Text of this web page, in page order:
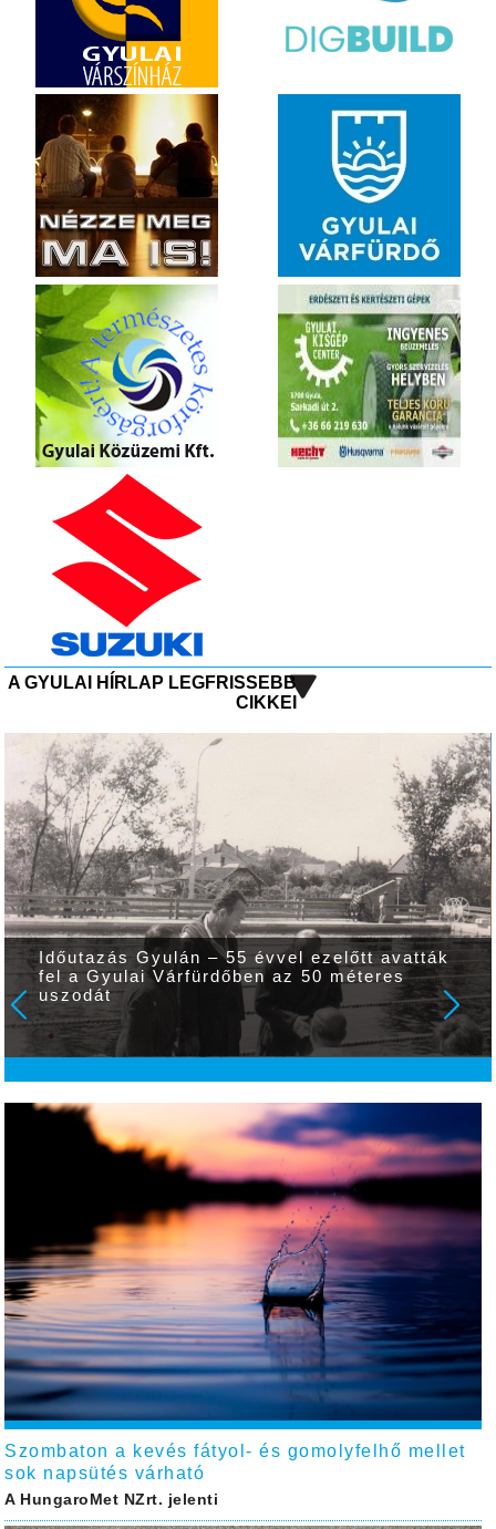
A GYULAI HÍRLAP LEGFRISSEBB
CIKKEI
Időutazás Gyulán – 55 évvel ezelőtt avatták
fel a Gyulai Várfürdőben az 50 méteres
uszodát
Szombaton a kevés fátyol- és gomolyfelhő mellet
sok napsütés várható
A HungaroMet NZrt. jelenti